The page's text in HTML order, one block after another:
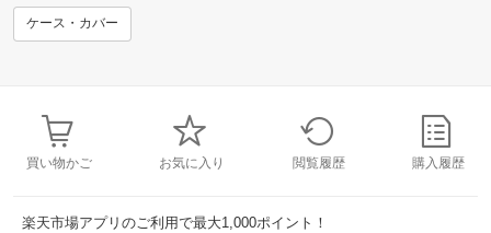
ケース・カバー
買い物かご お気に入り 閲覧履歴 購入履歴
楽天市場アプリのご利用で最大1,000ポイント！